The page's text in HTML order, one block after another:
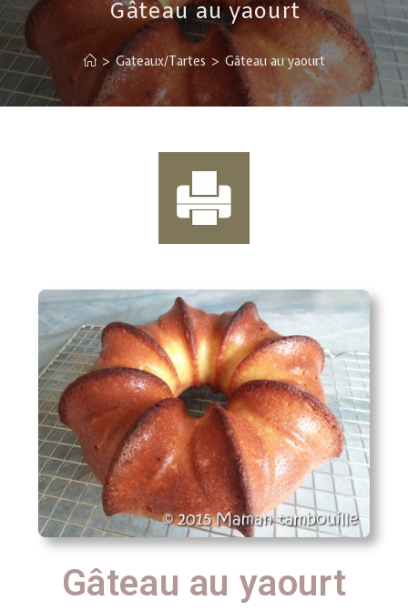
Gâteau au yaourt
> Gateaux/Tartes > Gâteau au yaourt
Gâteau au yaourt